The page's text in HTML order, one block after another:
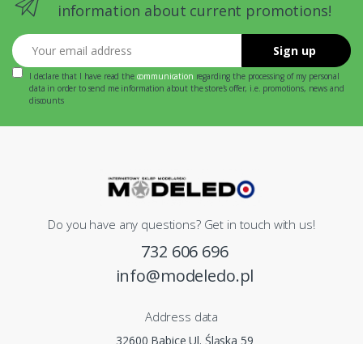
information about current promotions!
Your email address
Sign up
I declare that I have read the communication regarding the processing of my personal
data in order to send me information about the store's offer, i.e. promotions, news and
discounts
Do you have any questions? Get in touch with us!
732 606 696
info@modeledo.pl
Address data
32600 Babice Ul. Śląska 59